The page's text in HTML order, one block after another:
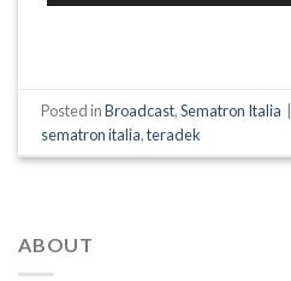
Posted inBroadcast,Sematron Italia
sematron italia,teradek
ABOUT